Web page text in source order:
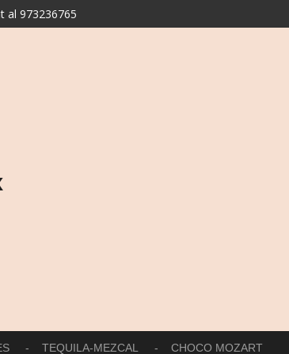
al 973236765
TEQUILA-MEZCAL CHOCO MOZART